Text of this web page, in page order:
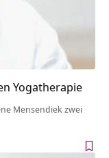
Yogatherapie
Mensendiek zwei